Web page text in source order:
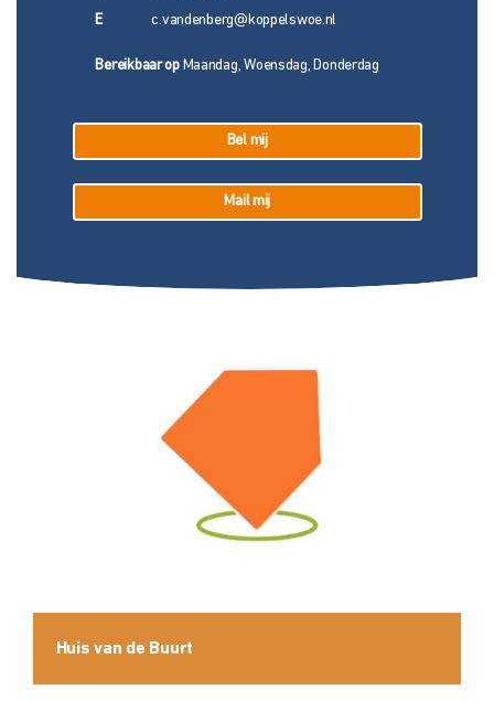
E c.vandenberg@koppelswoe.nl
Bereikbaar opMaandag, Woensdag, Donderdag
Bel mij
Mail mij
Huis van de Buurt